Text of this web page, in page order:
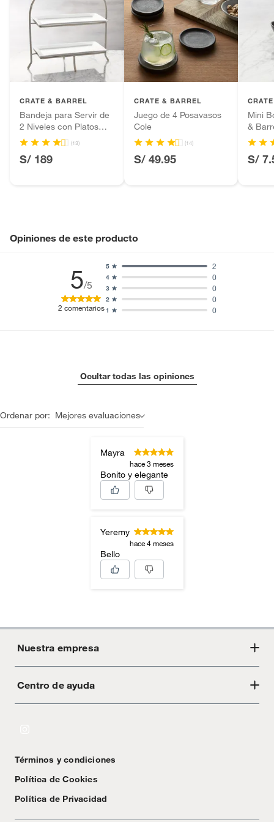
baño con señales de uso, sin empaques, etiquetas o sellos.
Alimentos, bebidas, fórmulas y leches para bebés.
Productos hechos a medida.
Pinturas de color a pedido.
Plantas.
Baterías de auto.
Motocicletas y bicicletas motorizadas.
CRATE & BARREL
Bandeja para Servir de
2 Niveles con Platos
Cambridge
(13)
S/ 189
CRATE & BARREL
Juego de 4 Posavasos
Cole
(14)
S/ 49.95
Mini
&
S/
Opiniones de este producto
5/5
2 comentarios1 0
2 0
3 0
4 0
5 2
Ocultar todas las opiniones
Ordenar por: Mejores evaluaciones
Mayra
hace 3 meses
Bonito y elegante
Yeremy
hace 4 meses
Bello
Nuestra empresa
Acerca de Crate
Centro de ayuda
Textos Legales
Términos y condiciones
Política de Cookies
Política de Privacidad